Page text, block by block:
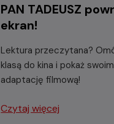
PAN TADEUSZ
ekran!
Lektura przeczytana?
klasą do kina i pokaż
adaptację filmową!
Czytaj więcej